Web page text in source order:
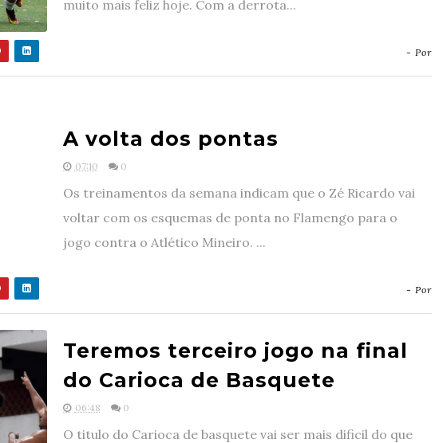
muito mais feliz hoje. Com a derrota...
- Por
A volta dos pontas
07:10 0
Os treinamentos da semana indicam que o Zé Ricardo vai
voltar com os esquemas de ponta no Flamengo para o
jogo contra o Atlético Mineiro. ...
- Por
Teremos terceiro jogo na final
do Carioca de Basquete
06:48 0
O titulo do Carioca de basquete vai ser mais dificil do que